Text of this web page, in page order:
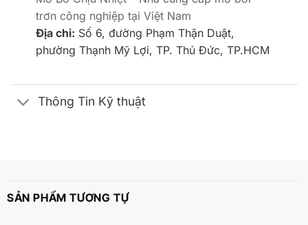
trơn công nghiệp tại Việt Nam
Địa chỉ: Số 6, đường Phạm Thận Duật,
phường Thạnh Mỹ Lợi, TP. Thủ Đức, TP.HCM
Thông Tin Kỹ thuật
SẢN PHẨM TƯƠNG TỰ